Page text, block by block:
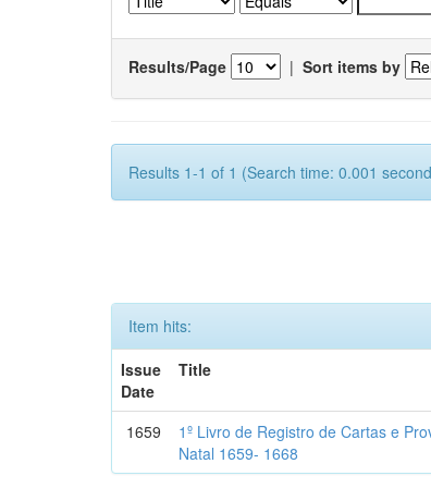
Results/Page | Sort items by
Results 1-1 of 1 (Search time: 0.001
Item hits:
Issue
Date
Title
1659
1º Livro de Registro de Cartas e
Natal 1659- 1668